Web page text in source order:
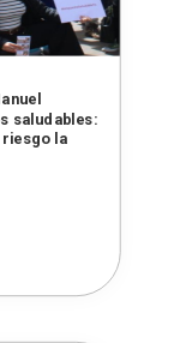
saludables:
riesgo la